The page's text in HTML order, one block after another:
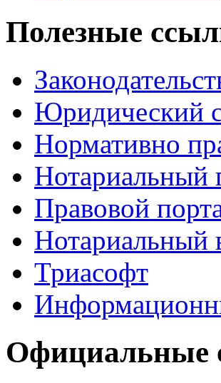
Полезные
Юридический
Нормативно
Нотариальный
Правовой
Нотариальный
Триасофт
Официальные